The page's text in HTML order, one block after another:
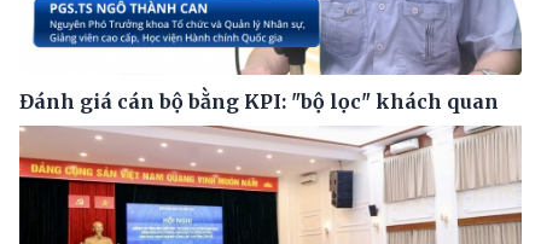
Đánh giá cán bộ bằng KPI: "bộ lọc" khách quan